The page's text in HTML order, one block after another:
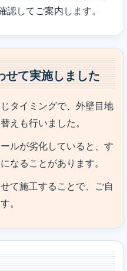
認してご案内します。
せて実施しました
タイミングで、外壁目地
えも行いました。
ルが劣化していると、す
なることがあります。
て施工することで、ご自
。